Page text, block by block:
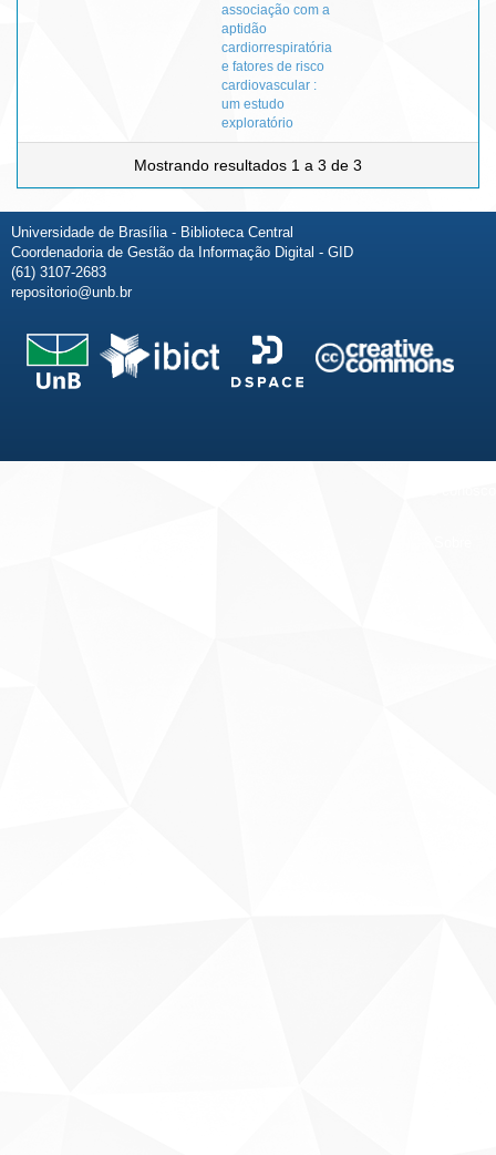
associação com a
aptidão
cardiorrespiratória
e fatores de risco
cardiovascular :
um estudo
exploratório
Mostrando resultados 1 a 3 de 3
Universidade de Brasília - Biblioteca Central
Coordenadoria de Gestão da Informação Digital - GID
(61) 3107-2683
repositorio@unb.br